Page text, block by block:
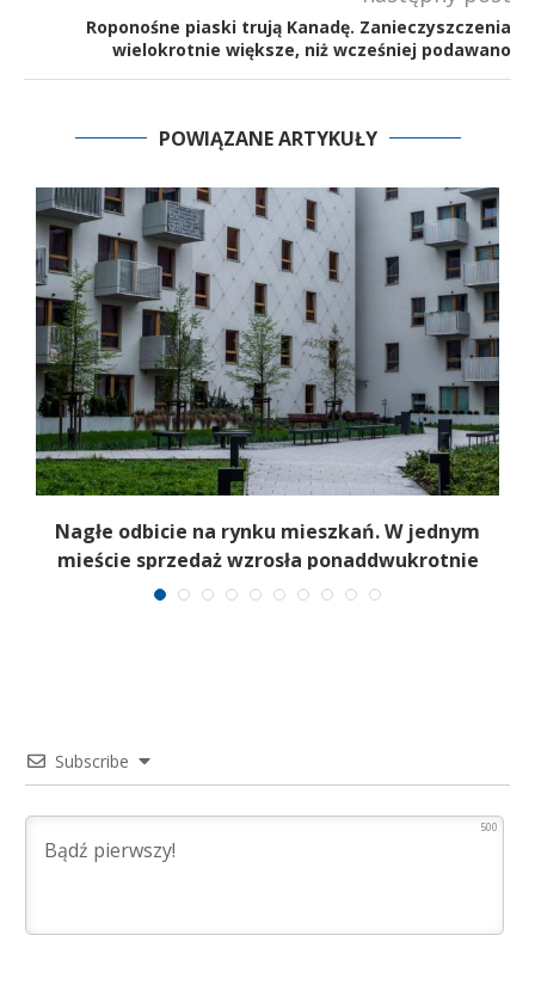
Roponośne piaski trują Kanadę. Zanieczyszczenia
wielokrotnie większe, niż wcześniej podawano
POWIĄZANE ARTYKUŁY
Nagłe odbicie na rynku mieszkań. W jednym
mieście sprzedaż wzrosła ponaddwukrotnie
Subscribe
500